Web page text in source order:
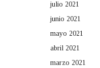
julio 2021
junio 2021
mayo 2021
abril 2021
marzo 2021